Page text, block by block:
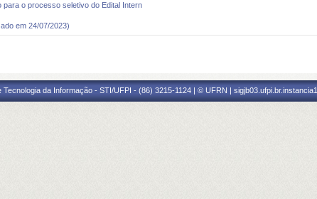
para o processo seletivo do Edital Intern
em 24/07/2023)
Tecnologia da Informação - STI/UFPI - (86) 3215-1124 | © UFRN | sigjb03.ufpi.br.instancia1